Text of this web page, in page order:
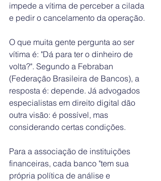
impede a vítima de perceber a cilada
e pedir o cancelamento da operação.
O que muita gente pergunta ao ser
vítima é: "Dá para ter o dinheiro de
volta?". Segundo a Febraban
(Federação Brasileira de Bancos), a
resposta é: depende. Já advogados
especialistas em direito digital dão
outra visão: é possível, mas
considerando certas condições.
Para a associação de instituições
financeiras, cada banco "tem sua
própria política de análise e